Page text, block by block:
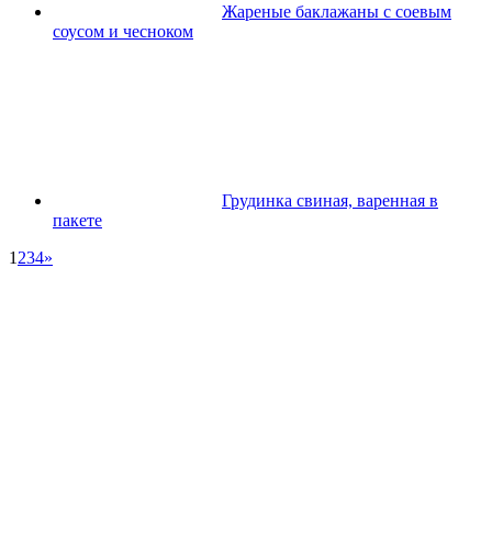
Жареные баклажаны с соевым
соусом и чесноком
Грудинка свиная, варенная в
пакете
1 234»